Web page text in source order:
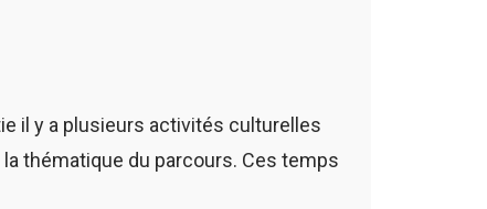
il y a plusieurs activités culturelles
la thématique du parcours. Ces temps